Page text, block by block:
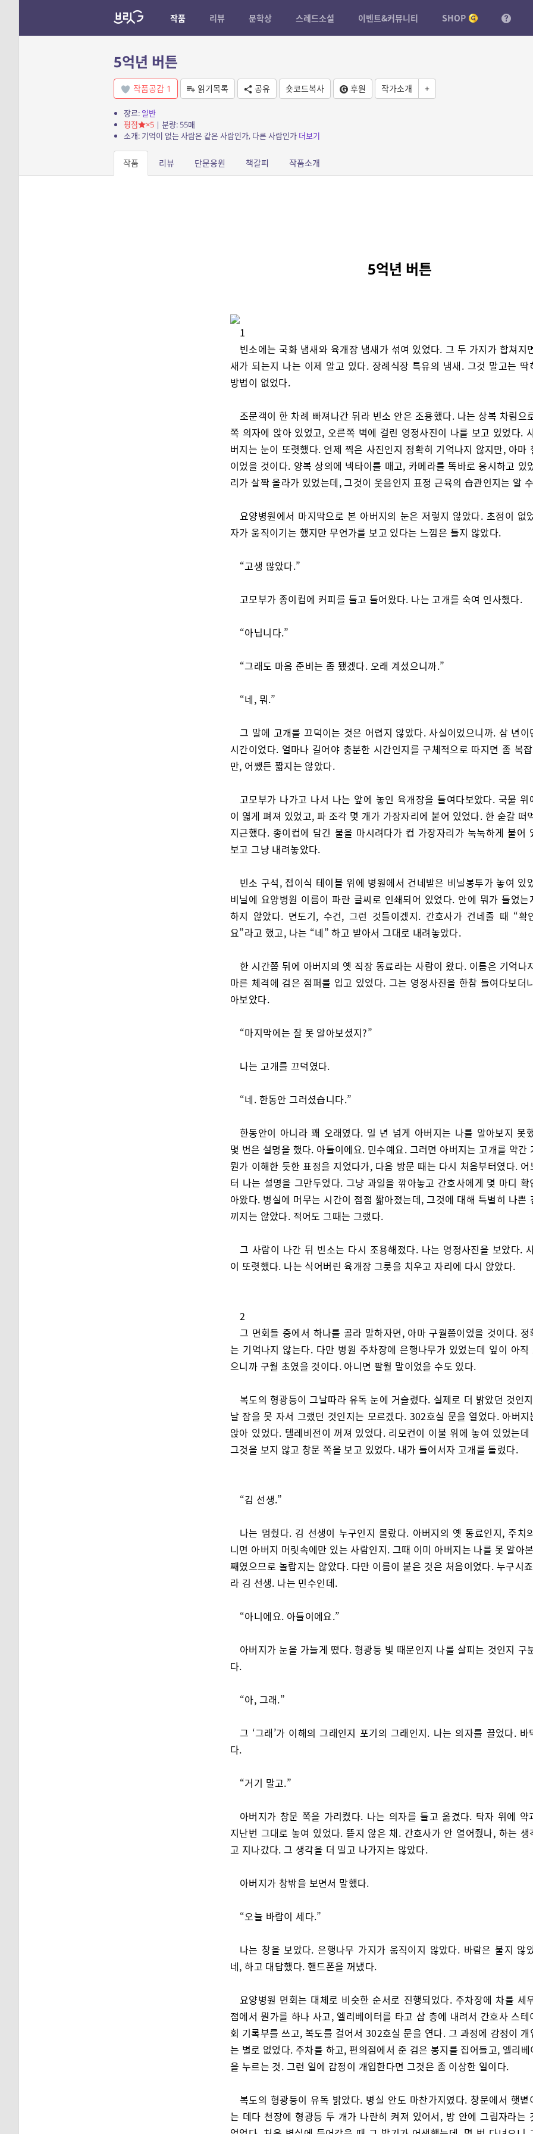
작품 리뷰 문학상 스레드소설 이벤트&커뮤니티 SHOP
5억년 버튼
작품공감 1 읽기목록 공유 숏코드복사 후원 작가소개 +
장르: 일반
평점
×5| 분량: 55매
소개: 기억이 없는 사람은 같은 사람인가, 다른 사람인가 더보기
작품 리뷰 단문응원 책갈피 작품소개
5억년 버튼
1
빈소에는 국화 냄새와 육개장 냄새가 섞여 있었다. 그 두 가지가 합쳐지
새가 되는지 나는 이제 알고 있다. 장례식장 특유의 냄새. 그것 말고는 딱
방법이 없었다.
조문객이 한 차례 빠져나간 뒤라 빈소 안은 조용했다. 나는 상복 차림으
쪽 의자에 앉아 있었고, 오른쪽 벽에 걸린 영정사진이 나를 보고 있었다.
버지는 눈이 또렷했다. 언제 찍은 사진인지 정확히 기억나지 않지만, 아마
이었을 것이다. 양복 상의에 넥타이를 매고, 카메라를 똑바로 응시하고 있
리가 살짝 올라가 있었는데, 그것이 웃음인지 표정 근육의 습관인지는 알
요양병원에서 마지막으로 본 아버지의 눈은 저렇지 않았다. 초점이 없
자가 움직이기는 했지만 무언가를 보고 있다는 느낌은 들지 않았다.
“고생 많았다.”
고모부가 종이컵에 커피를 들고 들어왔다. 나는 고개를 숙여 인사했다.
“아닙니다.”
“그래도 마음 준비는 좀 됐겠다. 오래 계셨으니까.”
“네, 뭐.”
그 말에 고개를 끄덕이는 것은 어렵지 않았다. 사실이었으니까. 삼 년이
시간이었다. 얼마나 길어야 충분한 시간인지를 구체적으로 따지면 좀 복
만, 어쨌든 짧지는 않았다.
고모부가 나가고 나서 나는 앞에 놓인 육개장을 들여다보았다. 국물 위
이 엷게 펴져 있었고, 파 조각 몇 개가 가장자리에 붙어 있었다. 한 숟갈 떠
지근했다. 종이컵에 담긴 물을 마시려다가 컵 가장자리가 눅눅하게 불어
보고 그냥 내려놓았다.
빈소 구석, 접이식 테이블 위에 병원에서 건네받은 비닐봉투가 놓여 있
비닐에 요양병원 이름이 파란 글씨로 인쇄되어 있었다. 안에 뭐가 들었는
하지 않았다. 면도기, 수건, 그런 것들이겠지. 간호사가 건네줄 때 “확
요”라고 했고, 나는 “네” 하고 받아서 그대로 내려놓았다.
한 시간쯤 뒤에 아버지의 옛 직장 동료라는 사람이 왔다. 이름은 기억나
마른 체격에 검은 점퍼를 입고 있었다. 그는 영정사진을 한참 들여다보더
아보았다.
“마지막에는 잘 못 알아보셨지?”
나는 고개를 끄덕였다.
“네. 한동안 그러셨습니다.”
한동안이 아니라 꽤 오래였다. 일 년 넘게 아버지는 나를 알아보지 못
몇 번은 설명을 했다. 아들이에요. 민수예요. 그러면 아버지는 고개를 약간
뭔가 이해한 듯한 표정을 지었다가, 다음 방문 때는 다시 처음부터였다. 어
터 나는 설명을 그만두었다. 그냥 과일을 깎아놓고 간호사에게 몇 마디 확
아왔다. 병실에 머무는 시간이 점점 짧아졌는데, 그것에 대해 특별히 나쁜
끼지는 않았다. 적어도 그때는 그랬다.
그 사람이 나간 뒤 빈소는 다시 조용해졌다. 나는 영정사진을 보았다.
이 또렷했다. 나는 식어버린 육개장 그릇을 치우고 자리에 다시 앉았다.
2
그 면회들 중에서 하나를 골라 말하자면, 아마 구월쯤이었을 것이다. 정
는 기억나지 않는다. 다만 병원 주차장에 은행나무가 있었는데 잎이 아직
으니까 구월 초였을 것이다. 아니면 팔월 말이었을 수도 있다.
복도의 형광등이 그날따라 유독 눈에 거슬렸다. 실제로 더 밝았던 것인
날 잠을 못 자서 그랬던 것인지는 모르겠다. 302호실 문을 열었다. 아버지
앉아 있었다. 텔레비전이 꺼져 있었다. 리모컨이 이불 위에 놓여 있었는데
그것을 보지 않고 창문 쪽을 보고 있었다. 내가 들어서자 고개를 돌렸다.
“김 선생.”
나는 멈췄다. 김 선생이 누구인지 몰랐다. 아버지의 옛 동료인지, 주치
니면 아버지 머릿속에만 있는 사람인지. 그때 이미 아버지는 나를 못 알아
째였으므로 놀랍지는 않았다. 다만 이름이 붙은 것은 처음이었다. 누구시
라 김 선생. 나는 민수인데.
“아니에요. 아들이에요.”
아버지가 눈을 가늘게 떴다. 형광등 빛 때문인지 나를 살피는 것인지 구
다.
“아, 그래.”
그 ‘그래’가 이해의 그래인지 포기의 그래인지. 나는 의자를 끌었다. 바
다.
“거기 말고.”
아버지가 창문 쪽을 가리켰다. 나는 의자를 들고 옮겼다. 탁자 위에 약
지난번 그대로 놓여 있었다. 뜯지 않은 채. 간호사가 안 열어줬나, 하는 생
고 지나갔다. 그 생각을 더 밀고 나가지는 않았다.
아버지가 창밖을 보면서 말했다.
“오늘 바람이 세다.”
나는 창을 보았다. 은행나무 가지가 움직이지 않았다. 바람은 불지 않
네, 하고 대답했다. 핸드폰을 꺼냈다.
요양병원 면회는 대체로 비슷한 순서로 진행되었다. 주차장에 차를 세
점에서 뭔가를 하나 사고, 엘리베이터를 타고 삼 층에 내려서 간호사 스테
회 기록부를 쓰고, 복도를 걸어서 302호실 문을 연다. 그 과정에 감정이 개
는 별로 없었다. 주차를 하고, 편의점에서 준 검은 봉지를 집어들고, 엘리베
을 누르는 것. 그런 일에 감정이 개입한다면 그것은 좀 이상한 일이다.
복도의 형광등이 유독 밝았다. 병실 안도 마찬가지였다. 창문에서 햇볕
는 데다 천장에 형광등 두 개가 나란히 켜져 있어서, 방 안에 그림자라는